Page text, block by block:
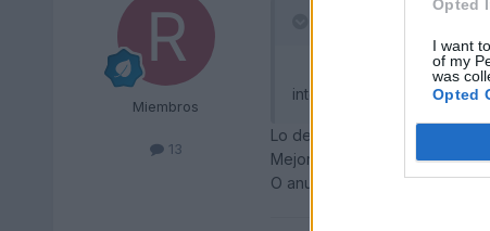
Opted
I want
of my
was
Opted
Miembros
13
intenta realizar un
Lo de la limpieza de los filtros
Mejor cambiar.
O anular (lo ideal).